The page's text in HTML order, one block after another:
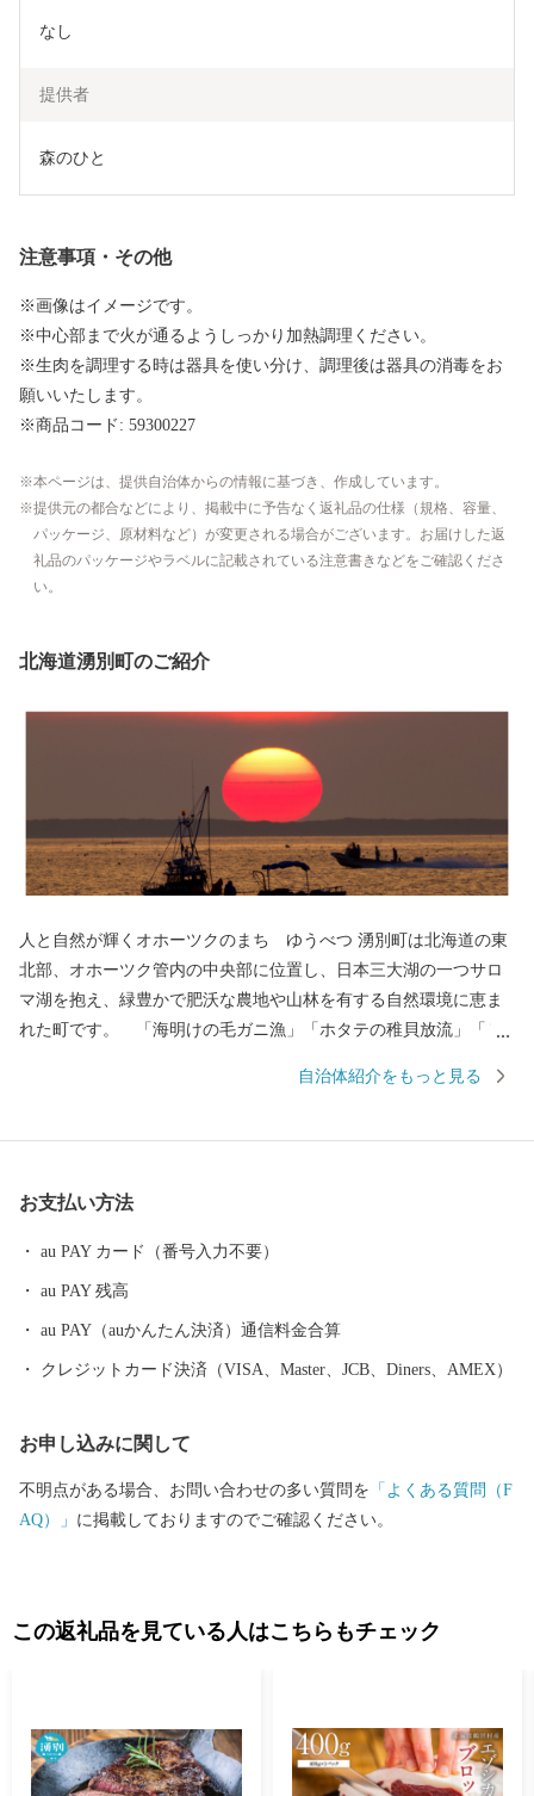
なし
提供者
森のひと
注意事項・その他
※画像はイメージです。
※中心部まで火が通るようしっかり加熱調理ください。
※生肉を調理する時は器具を使い分け、調理後は器具の消毒をお
願いいたします。
※商品コード: 59300227
本ページは、提供自治体からの情報に基づき、作成しています。
提供元の都合などにより、掲載中に予告なく返礼品の仕様（規格、容量、
パッケージ、原材料など）が変更される場合がございます。お届けした返
礼品のパッケージやラベルに記載されている注意書きなどをご確認くださ
い。
北海道湧別町のご紹介
人と自然が輝くオホーツクのまち ゆうべつ 湧別町は北海道の東
北部、オホーツク管内の中央部に位置し、日本三大湖の一つサロ
マ湖を抱え、緑豊かで肥沃な農地や山林を有する自然環境に恵ま
れた町です。 「海明けの毛ガニ漁」「ホタテの稚貝放流」「７
の「サロマ湖100kmウルトラマラソン」、７月解禁の「北海しま
の品としてご用意させていただきました。この出会いをきっかけ
自治体紹介をもっと見る
お支払い方法
au PAY カード（番号入力不要）
au PAY 残高
au PAY（auかんたん決済）通信料金合算
クレジットカード決済（VISA、Master、JCB、Diners、AMEX）
お申し込みに関して
不明点がある場合、お問い合わせの多い質問を 「よくある質問（F
AQ）」 に掲載しておりますのでご確認ください。
この返礼品を見ている人はこちらもチェック